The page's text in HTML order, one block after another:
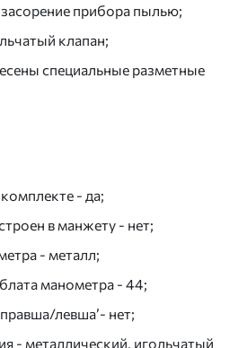
прибора пылью;
клапан;
специальные разметные
- да;
в манжету - нет;
- металл;
манометра - 44;
левша’- нет;
- металлический, игольчатый